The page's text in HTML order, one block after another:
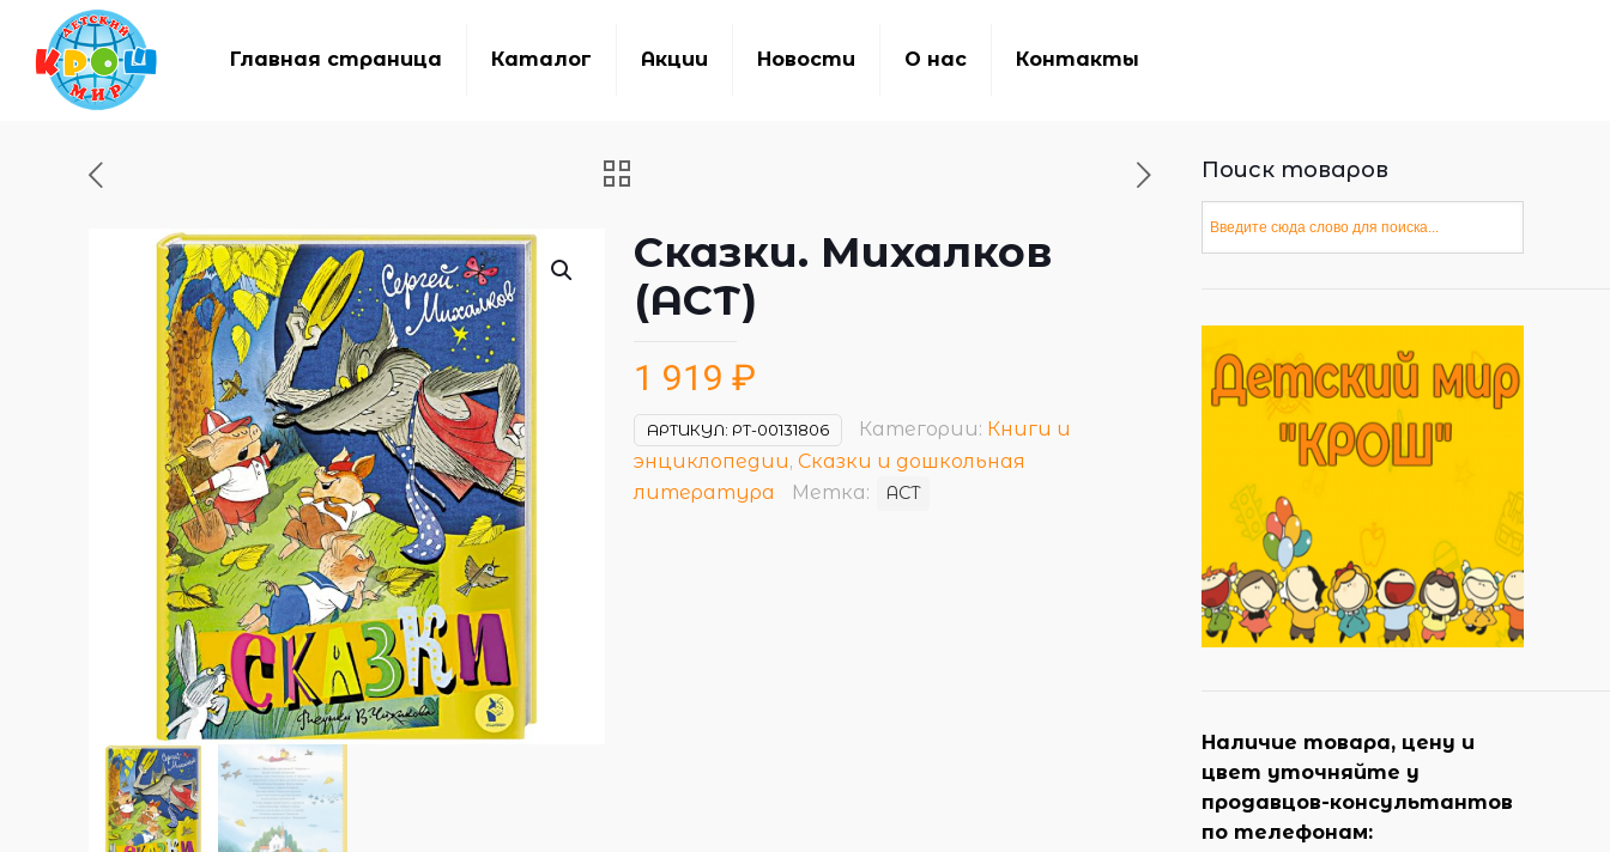
Главная страница Каталог Акции Новости О нас Контакты
Сказки. Михалков
(АСТ)
1 919 ₽
АРТИКУЛ: РТ-00131806 Категории: Книги и
энциклопедии, Сказки и дошкольная
литература
Метка: АСТ
Поиск товаров
Наличие товара, цену и
цвет уточняйте у
продавцов-консультантов
по телефонам: